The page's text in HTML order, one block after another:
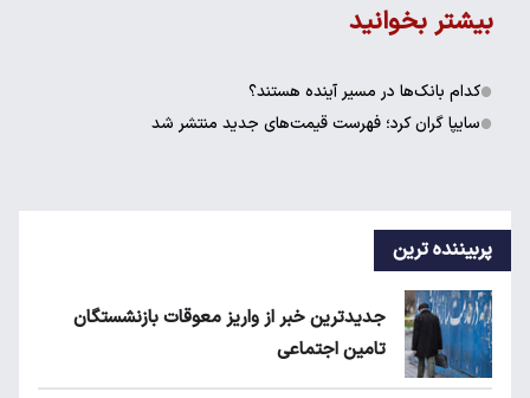
بیشتر بخوانید
کدام بانک‌ها در مسیر آینده هستند؟
سایپا گران کرد؛ فهرست قیمت‌های جدید منتشر شد
پربیننده ترین
جدیدترین خبر از واریز معوقات بازنشستگان
تامین اجتماعی